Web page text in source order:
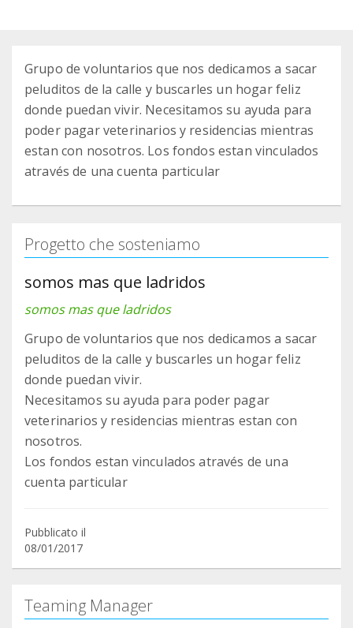
Grupo de voluntarios que nos dedicamos a sacar
peluditos de la calle y buscarles un hogar feliz
donde puedan vivir. Necesitamos su ayuda para
poder pagar veterinarios y residencias mientras
estan con nosotros. Los fondos estan vinculados
através de una cuenta particular
Progetto che sosteniamo
somos mas que ladridos
somos mas que ladridos
Grupo de voluntarios que nos dedicamos a sacar
peluditos de la calle y buscarles un hogar feliz
donde puedan vivir.
Necesitamos su ayuda para poder pagar
veterinarios y residencias mientras estan con
nosotros.
Los fondos estan vinculados através de una
cuenta particular
Pubblicato il
08/01/2017
Teaming Manager